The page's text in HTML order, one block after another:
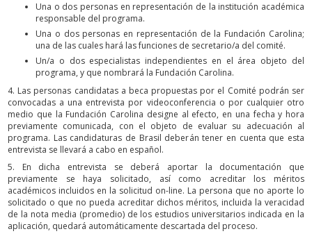
Una o dos personas en representación de la institución académica
responsable del programa.
Una o dos personas en representación de la Fundación Carolina;
una de las cuales hará las funciones de secretario/a del comité.
Un/a o dos especialistas independientes en el área objeto del
programa, y que nombrará la Fundación Carolina.
4. Las personas candidatas a beca propuestas por el Comité podrán ser
convocadas a una entrevista por videoconferencia o por cualquier otro
medio que la Fundación Carolina designe al efecto, en una fecha y hora
previamente comunicada, con el objeto de evaluar su adecuación al
programa. Las candidaturas de Brasil deberán tener en cuenta que esta
entrevista se llevará a cabo en español.
5. En dicha entrevista se deberá aportar la documentación que
previamente se haya solicitado, así como acreditar los méritos
académicos incluidos en la solicitud on-line. La persona que no aporte lo
solicitado o que no pueda acreditar dichos méritos, incluida la veracidad
de la nota media (promedio) de los estudios universitarios indicada en la
aplicación, quedará automáticamente descartada del proceso.